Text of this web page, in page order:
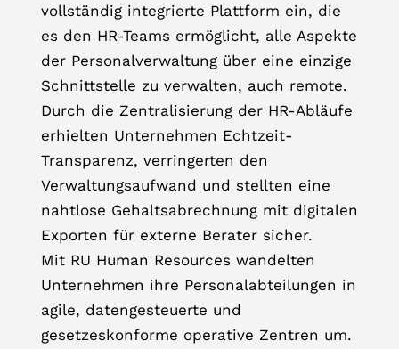
vollständig integrierte Plattform ein, die
es den HR-Teams ermöglicht, alle Aspekte
der Personalverwaltung über eine einzige
Schnittstelle zu verwalten, auch remote.
Durch die Zentralisierung der HR-Abläufe
erhielten Unternehmen Echtzeit-
Transparenz, verringerten den
Verwaltungsaufwand und stellten eine
nahtlose Gehaltsabrechnung mit digitalen
Exporten für externe Berater sicher.
Mit RU Human Resources wandelten
Unternehmen ihre Personalabteilungen in
agile, datengesteuerte und
gesetzeskonforme operative Zentren um.